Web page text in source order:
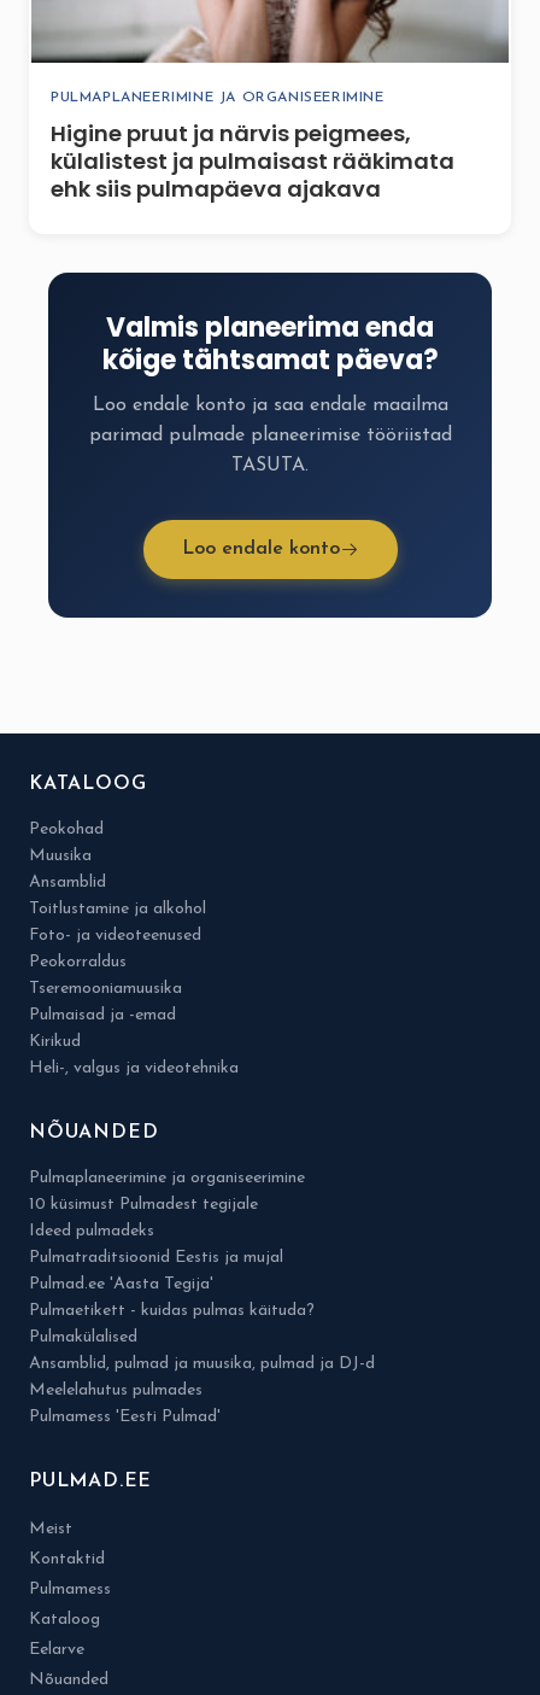
PULMAPLANEERIMINE JA ORGANISEERIMINE
Higine pruut ja närvis peigmees,
külalistest ja pulmaisast rääkimata
ehk siis pulmapäeva ajakava
Valmis planeerima enda
kõige tähtsamat päeva?
Loo endale konto ja saa endale maailma
parimad pulmade planeerimise tööriistad
TASUTA.
Loo endale konto
KATALOOG
Peokohad
Muusika
Ansamblid
Toitlustamine ja alkohol
Foto- ja videoteenused
Peokorraldus
Tseremooniamuusika
Pulmaisad ja -emad
Kirikud
Heli-, valgus ja videotehnika
NÕUANDED
Pulmaplaneerimine ja organiseerimine
10 küsimust Pulmadest tegijale
Ideed pulmadeks
Pulmatraditsioonid Eestis ja mujal
Pulmad.ee 'Aasta Tegija'
Pulmaetikett - kuidas pulmas käituda?
Pulmakülalised
Ansamblid, pulmad ja muusika, pulmad ja DJ-d
Meelelahutus pulmades
Pulmamess 'Eesti Pulmad'
PULMAD.EE
Meist
Kontaktid
Pulmamess
Kataloog
Eelarve
Nõuanded